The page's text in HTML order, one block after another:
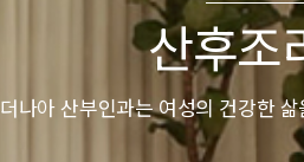
산후조
더나아 산부인과는 여성의 건강한